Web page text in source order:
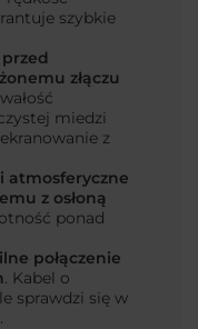
szybkie
złączu
miedzi
z
atmosferyczne
z osłoną
ponad
połączenie
. Kabel o
sprawdzi się w